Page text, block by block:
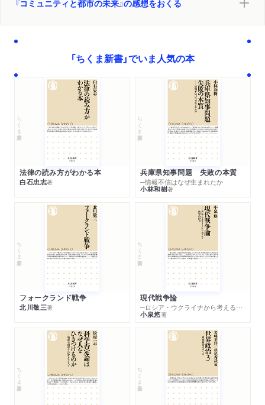
『コミュニティと都市の未来』の感想をおくる
「ちくま新書」でいま人気の本
ちくま新書
法律の読み方がわかる本
白石忠志著
ちくま新書
兵庫県知事問題 失敗の本質
─情報不信はなぜ生まれたか
小林和樹著
ちくま新書
フォークランド戦争
北川敬三著
ちくま新書
現代戦争論
─ロシア・ウクライナから考える世界の行方
小泉悠著
ちくま新書 ちくま新書